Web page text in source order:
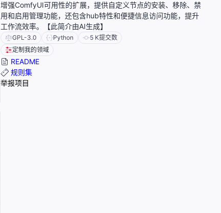
增强ComfyUI可用性的扩展，提供自定义节点的安装、移除、禁
用和启用管理功能，还包含hub特性和便捷信息访问功能，提升
工作流效率。【此简介由AI生成】
GPL-3.0 Python 5 K提交数
定制我的领域
README
规则集
举报项目